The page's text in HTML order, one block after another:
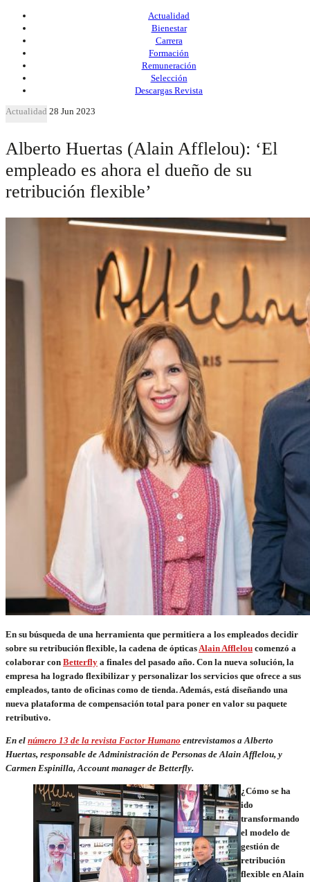
Actualidad
Bienestar
Carrera
Formación
Remuneración
Selección
Descargas Revista
Actualidad 28 Jun 2023
Alberto Huertas (Alain Afflelou): ‘El
empleado es ahora el dueño de su
retribución flexible’
En su búsqueda de una herramienta que permitiera a los empleados decidir
sobre su retribución flexible, la cadena de ópticasAlain Afflelou comenzó a
colaborar con Betterfly a finales del pasado año. Con la nueva solución, la
empresa ha logrado flexibilizar y personalizar los servicios que ofrece a sus
empleados, tanto de oficinas como de tienda. Además, está diseñando una
nueva plataforma de compensación total para poner en valor su paquete
retributivo.
En el número 13 de la revista Factor Humano entrevistamos a Alberto
Huertas, responsable de Administración de Personas de Alain Afflelou, y
Carmen Espinilla,Account manager de Betterfly.
¿Cómo se ha
ido
transformando
el modelo de
gestión de
retribución
flexible en Alain